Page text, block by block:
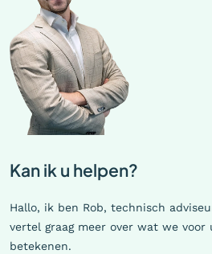
Kan ik u helpen?
Hallo, ik ben Rob, technisch
vertel graag meer over wat we
betekenen.